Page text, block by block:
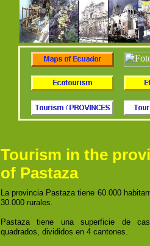
Tourism in the
of Pastaza
La provincia Pastaza tiene 60.000
30.000 rurales.
Pastaza tiene una superficie de
quadrados, divididos en 4 cantones.